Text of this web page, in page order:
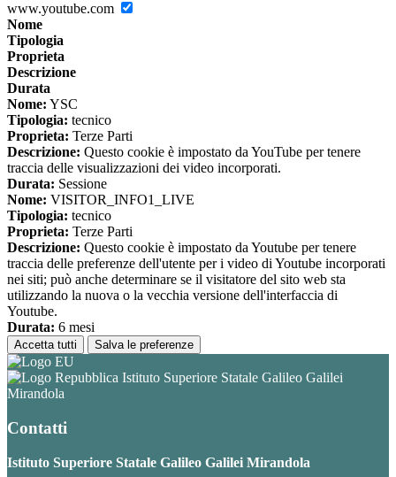
www.youtube.com
Nome
Tipologia
Proprieta
Descrizione
Durata
Nome: YSC
Tipologia: tecnico
Proprieta: Terze Parti
Descrizione: Questo cookie è impostato da YouTube per tenere
traccia delle visualizzazioni dei video incorporati.
Durata: Sessione
Nome: VISITOR_INFO1_LIVE
Tipologia: tecnico
Proprieta: Terze Parti
Descrizione: Questo cookie è impostato da Youtube per tenere
traccia delle preferenze dell'utente per i video di Youtube incorporati
nei siti; può anche determinare se il visitatore del sito web sta
utilizzando la nuova o la vecchia versione dell'interfaccia di
Youtube.
Durata: 6 mesi
Accetta tutti Salva le preferenze
Istituto Superiore Statale Galileo Galilei
Mirandola
Contatti
Istituto Superiore Statale Galileo Galilei Mirandola